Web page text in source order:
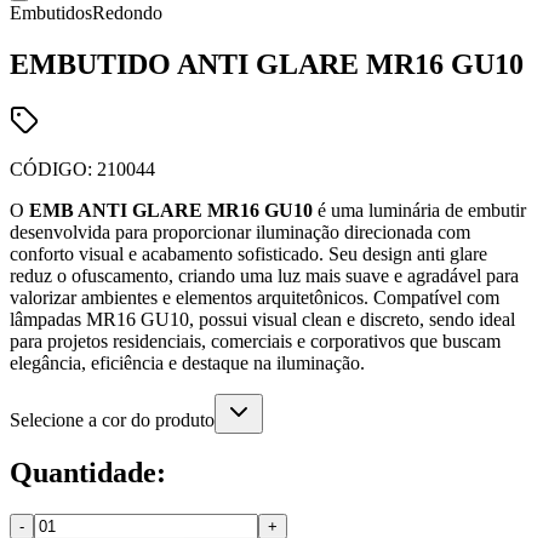
EmbutidosRedondo
EMBUTIDO ANTI GLARE MR16 GU10
CÓDIGO: 210044
O EMB ANTI GLARE MR16 GU10 é uma luminária de embutir
desenvolvida para proporcionar iluminação direcionada com
conforto visual e acabamento sofisticado. Seu design anti glare
reduz o ofuscamento, criando uma luz mais suave e agradável para
valorizar ambientes e elementos arquitetônicos. Compatível com
lâmpadas MR16 GU10, possui visual clean e discreto, sendo ideal
para projetos residenciais, comerciais e corporativos que buscam
elegância, eficiência e destaque na iluminação.
Selecione a cor do produto
Quantidade:
- +